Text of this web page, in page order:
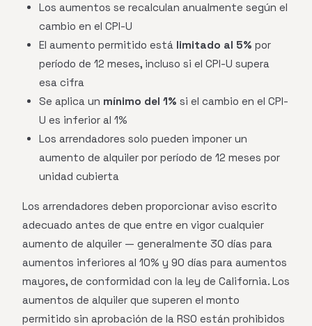
Los aumentos se recalculan anualmente según el
cambio en el CPI-U
El aumento permitido está limitado al 5% por
período de 12 meses, incluso si el CPI-U supera
esa cifra
Se aplica un mínimo del 1% si el cambio en el CPI-
U es inferior al 1%
Los arrendadores solo pueden imponer un
aumento de alquiler por período de 12 meses por
unidad cubierta
Los arrendadores deben proporcionar aviso escrito
adecuado antes de que entre en vigor cualquier
aumento de alquiler — generalmente 30 días para
aumentos inferiores al 10% y 90 días para aumentos
mayores, de conformidad con la ley de California. Los
aumentos de alquiler que superen el monto
permitido sin aprobación de la RSO están prohibidos